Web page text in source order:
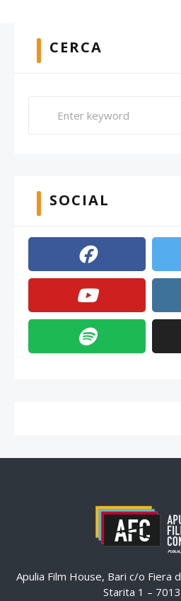
CERCA
SOCIAL
Apulia Film House, Bari c/o Fiera
Starita 1 –